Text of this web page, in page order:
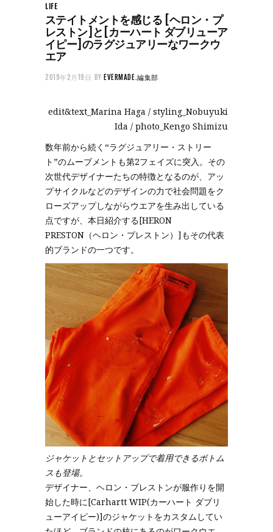
LIFE
ステイトメントを感じる [ヘロン・プ
レストン]と[カーハート ダブリューア
イピー]のラグジュアリーなワークウ
エア
2019年2月19日 BYEVERMADE.編集部
edit&text_Marina Haga / styling_Nobuyuki
Ida / photo_Kengo Shimizu
数年前から続く“ラグジュアリー・ストリー
ト”のムーブメントも第2フェイズに突入。その
次世代デザイナーたちの特徴となるのが、アッ
プサイクルなどのデザインの力で社会問題をク
ローズアップしながらウエアを生み出している
点ですが、本日紹介する[HERON
PRESTON（ヘロン・プレストン）]もその代表
的ブランドの一つです。
ジャケットとセットアップで着用できるボトム
スも登場。
デザイナー、ヘロン・プレストンが服作りを開
始した時に[Carhartt WIP(カーハート ダブリ
ューアイピー)]のジャケットをカスタムしてい